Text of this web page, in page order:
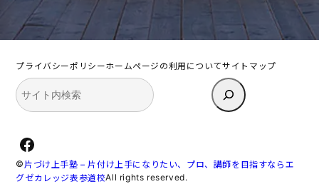
プライバシーポリシーホームページの利用についてサイトマップ
検
索
Facebook
©片づけ上手塾 – 片付け上手になりたい、プロ、講師を目指すならエ
グゼカレッジ表参道校All rights reserved.